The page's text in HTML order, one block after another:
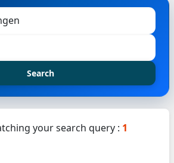
Search
your search query : 1